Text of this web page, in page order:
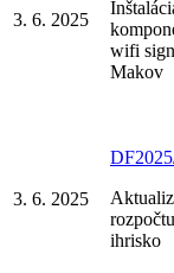
3. 6. 2025
wifi
Makov
3. 6. 2025
ihrisko